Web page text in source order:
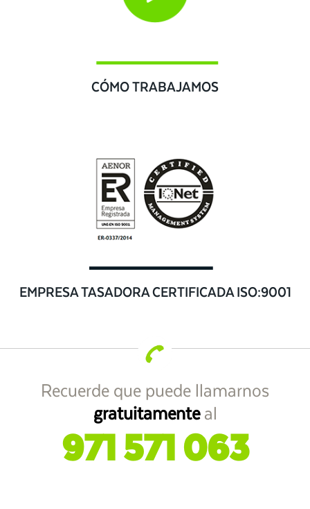
CÓMO TRABAJAMOS
EMPRESA TASADORA CERTIFICADA ISO:9001
Recuerde que puede llamarnos
gratuitamenteal
971 571 063